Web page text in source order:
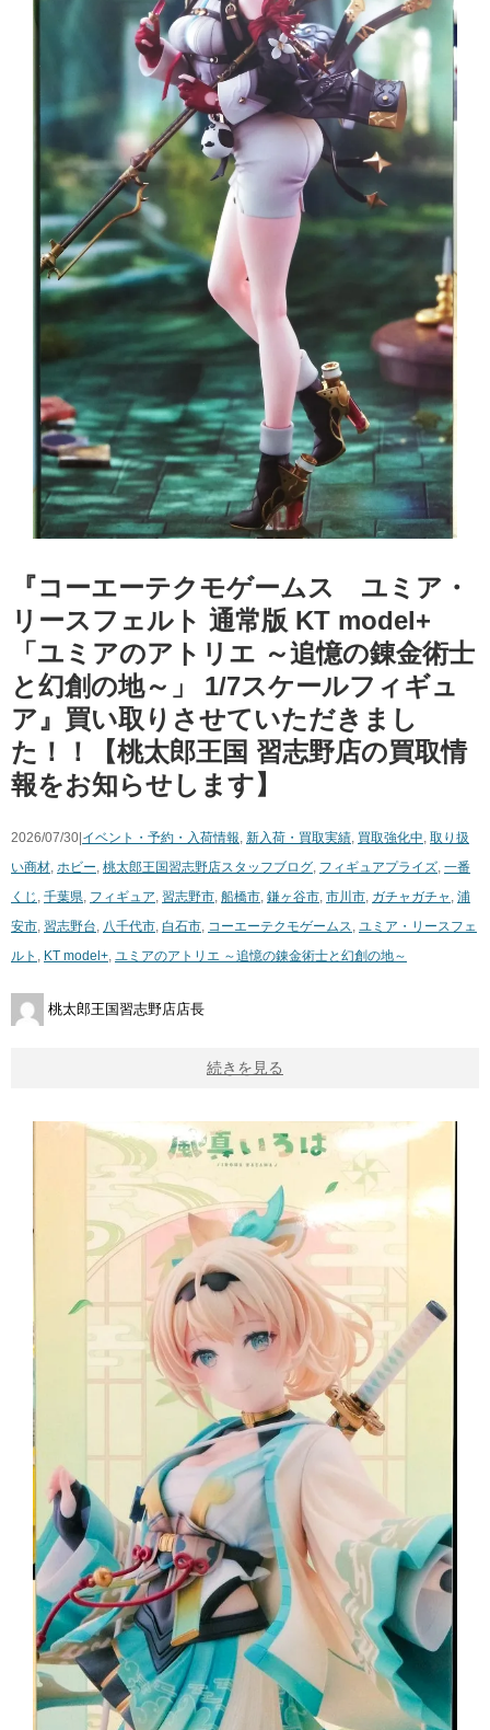
『コーエーテクモゲームス ユミア・
リースフェルト 通常版 KT model+
「ユミアのアトリエ ～追憶の錬金術士
と幻創の地～」 1/7スケールフィギュ
ア』買い取りさせていただきまし
た！！【桃太郎王国 習志野店の買取情
報をお知らせします】
2026/07/30| イベント・予約・入荷情報, 新入荷・買取実績, 買取強化中, 取り扱
い商材, ホビー, 桃太郎王国習志野店スタッフブログ, フィギュアプライズ, 一番
くじ , 千葉県, フィギュア, 習志野市, 船橋市, 鎌ヶ谷市, 市川市, ガチャガチャ , 浦
安市, 習志野台, 八千代市, 白石市, コーエーテクモゲームス, ユミア・リースフェ
ルト , KT model+, ユミアのアトリエ ～追憶の錬金術士と幻創の地～
桃太郎王国習志野店店長
続きを見る